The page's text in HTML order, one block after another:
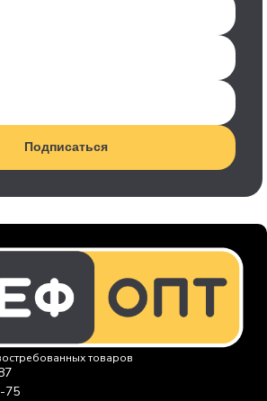
Подписаться
товаров
75